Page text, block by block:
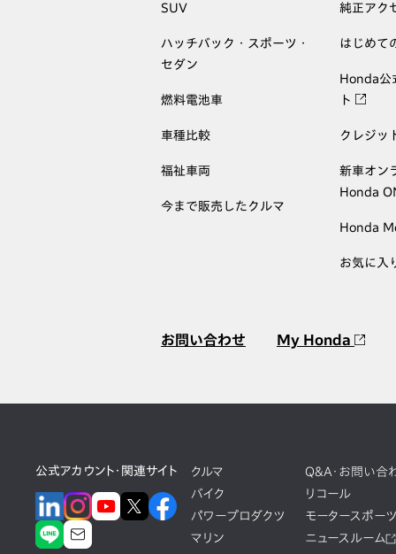
SUV
ハッチバック・スポーツ・
セダン
燃料電池車
車種比較
福祉車両
今まで販売したクルマ
純正アク
はじめて
Honda公
ト
クレジッ
新車オン
Honda
Honda
お気に入
お問い合わせ My Honda
公式アカウント・関連サイト
クルマ
バイク
パワープロダクツ
マリン
Q&A・お問い合
リコール
モータースポーツ
ニュースルーム